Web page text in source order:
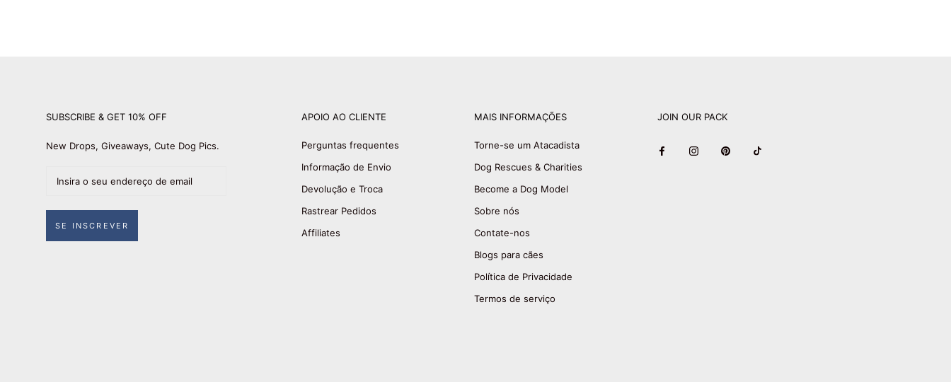
SUBSCRIBE & GET 10% OFF
New Drops, Giveaways, Cute Dog Pics.
SE INSCREVER
APOIO AO CLIENTE
Perguntas frequentes
Informação de Envio
Devolução e Troca
Rastrear Pedidos
Affiliates
MAIS INFORMAÇÕES
Torne-se um Atacadista
Dog Rescues & Charities
Become a Dog Model
Sobre nós
Contate-nos
Blogs para cães
Política de Privacidade
Termos de serviço
JOIN OUR PACK